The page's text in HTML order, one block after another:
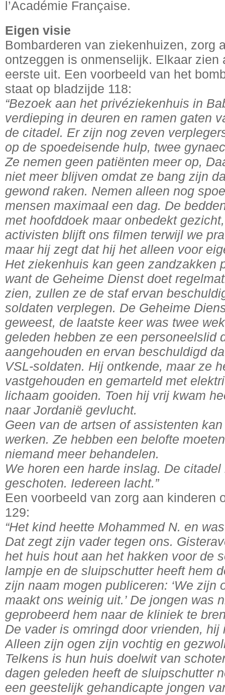
l’Académie Française.
Eigen visie
Bombarderen van ziekenhuizen, zorg
ontzeggen is onmenselijk. Elkaar zien
eerste uit. Een voorbeeld van het
staat op bladzijde 118:
“Bezoek aan het privéziekenhuis in
verdieping in deuren en ramen gaten
de citadel. Er zijn nog zeven
op de spoedeisende hulp, twee
Ze nemen geen patiënten meer op,
niet meer blijven omdat ze bang zijn
gewond raken. Nemen alleen nog
mensen maximaal een dag. De
met hoofddoek maar onbedekt
activisten blijft ons filmen terwijl we
maar hij zegt dat hij het alleen voor
Het ziekenhuis kan geen zandzakken
want de Geheime Dienst doet
zien, zullen ze de staf ervan
soldaten verplegen. De Geheime
geweest, de laatste keer was twee
geleden hebben ze een personeelslid
aangehouden en ervan beschuldigd
VSL-soldaten. Hij ontkende, maar ze
vastgehouden en gemarteld met
lichaam gooiden. Toen hij vrij kwam
naar Jordanië gevlucht.
Geen van de artsen of assistenten
werken. Ze hebben een belofte
niemand meer behandelen.
We horen een harde inslag. De
geschoten. Iedereen lacht.”
Een voorbeeld van zorg aan kinderen
129:
“Het kind heette Mohammed N. en
Dat zegt zijn vader tegen ons.
het huis hout aan het hakken voor de
lampje en de sluipschutter heeft hem
zijn naam mogen publiceren: ‘We zijn
maakt ons weinig uit.’ De jongen was
geprobeerd hem naar de kliniek te
De vader is omringd door vrienden,
Alleen zijn ogen zijn vochtig en
Telkens is hun huis doelwit van
dagen geleden heeft de sluipschutter
een geestelijk gehandicapte jongen